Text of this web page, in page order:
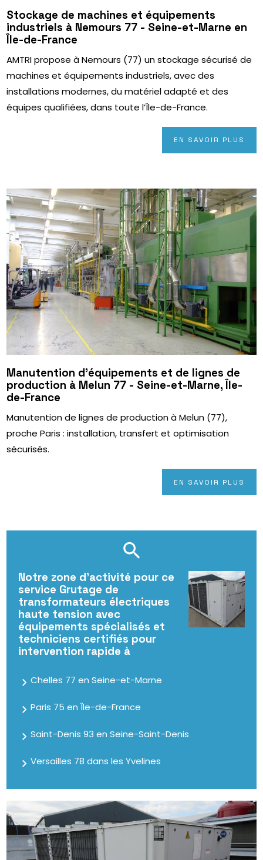
Stockage de machines et équipements
industriels à Nemours 77 - Seine-et-Marne en
Île-de-France
AMTRI propose à Nemours (77) un stockage sécurisé de
machines et équipements industriels, avec des
installations modernes, du matériel adapté et des
équipes qualifiées, dans toute l’Île-de-France.
EN SAVOIR PLUS
Manutention d’équipements et de lignes de
production à Melun 77 - Seine-et-Marne, Île-
de-France
Manutention de lignes de production à Melun (77),
proche Paris : installation, transfert et optimisation
sécurisés.
EN SAVOIR PLUS
Notre zone d'activité pour ce
service Grutage de
transformateurs électriques
haute tension avec
équipements spécialisés et
techniciens certifiés pour
intervention rapide à
Chelles 77 en Seine-et-Marne
Paris 75 en Île-de-France
Saint-Denis 93 en Seine-Saint-Denis
Versailles 78 dans les Yvelines